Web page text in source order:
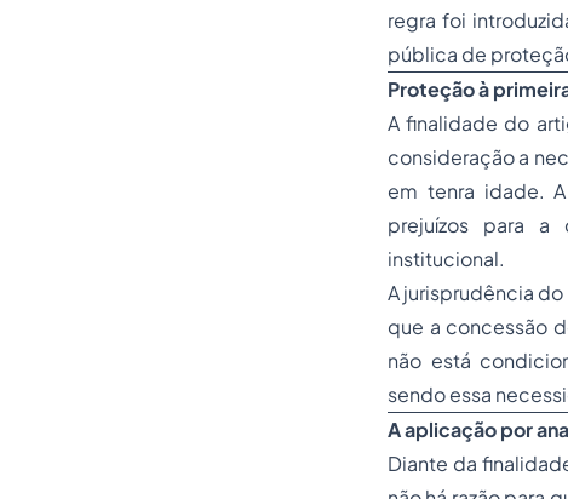
regra foi
pública de
Proteção à
A finalidade do
consideração a
em tenra idade.
prejuízos para a
institucional.
A jurisprudência
que a concessão
não está
sendo essa
A aplicação por
Diante da